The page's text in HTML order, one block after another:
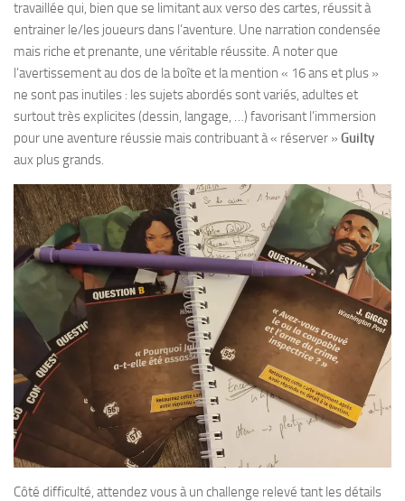
travaillée qui, bien que se limitant aux verso des cartes, réussit à
entrainer le/les joueurs dans l’aventure. Une narration condensée
mais riche et prenante, une véritable réussite. A noter que
l’avertissement au dos de la boîte et la mention « 16 ans et plus »
ne sont pas inutiles : les sujets abordés sont variés, adultes et
surtout très explicites (dessin, langage, …) favorisant l’immersion
pour une aventure réussie mais contribuant à « réserver » Guilty
aux plus grands.
Côté difficulté, attendez vous à un challenge relevé tant les détails